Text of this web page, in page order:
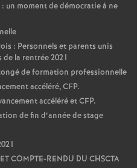
un moment de démocratie à ne
: Personnels et parents unis
la rentrée 2021
de formation professionnelle
accéléré, CFP.
accéléré et CFP.
de fin d’année de stage
COMPTE-RENDU DU CHSCTA